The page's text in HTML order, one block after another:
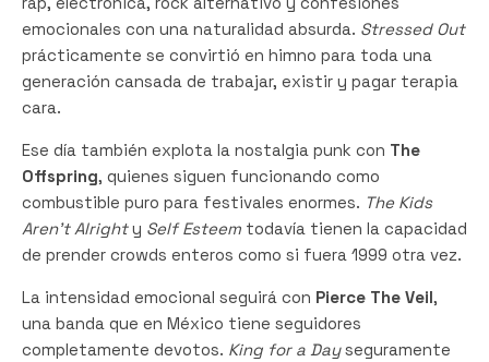
emocionales con una naturalidad absurda. Stressed Out
prácticamente se convirtió en himno para toda una
generación cansada de trabajar, existir y pagar terapia
cara.
Ese día también explota la nostalgia punk con The
Offspring, quienes siguen funcionando como
combustible puro para festivales enormes. The Kids
Aren’t Alrighty Self Esteem todavía tienen la capacidad
de prender crowds enteros como si fuera 1999 otra vez.
La intensidad emocional seguirá con Pierce The Veil,
una banda que en México tiene seguidores
completamente devotos. King for a Dayseguramente